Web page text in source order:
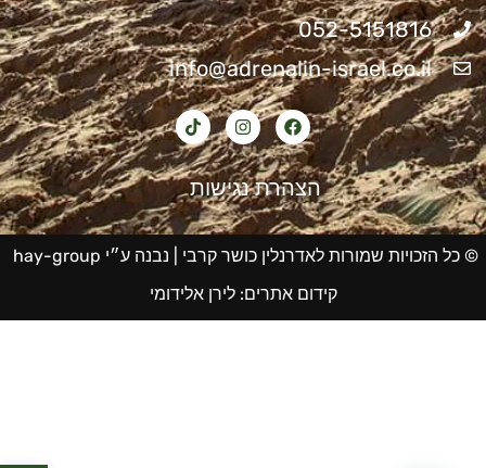
052-5151816
info@adrenalin-israel.co.il
הצהרת נגישות
© כל הזכויות שמורות לאדרנלין כושר קרבי |
נבנה ע״י hay-group
קידום אתרים: לירן אלידומי